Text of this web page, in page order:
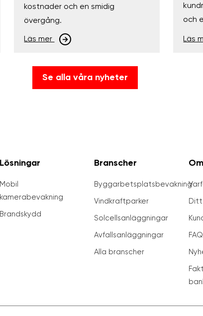
kostnader och en smidig
övergång.
Läs mer
och
Läs
Se alla våra nyheter
Lösningar
Mobil
kamerabevakning
Brandskydd
Branscher
Byggarbetsplatsbevakning
Vindkraftparker
Solcellsanläggningar
Avfallsanläggningar
Alla branscher
FAQ